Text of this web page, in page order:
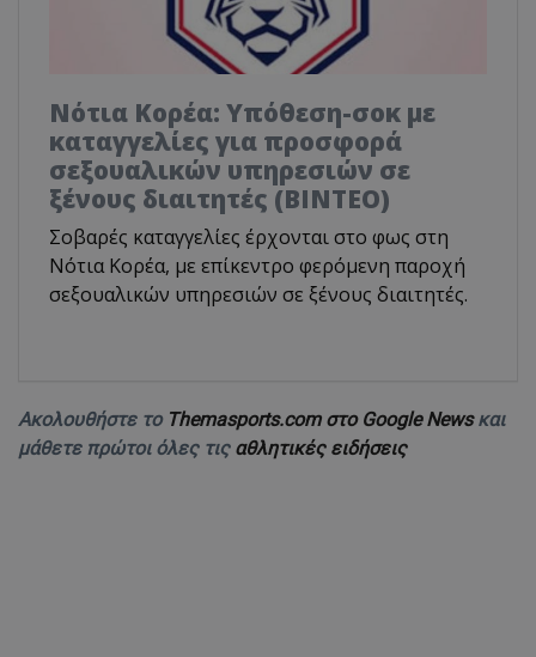
Νότια Κορέα: Υπόθεση-σοκ με
καταγγελίες για προσφορά
σεξουαλικών υπηρεσιών σε
ξένους διαιτητές (BINTEO)
Σοβαρές καταγγελίες έρχονται στο φως στη
Νότια Κορέα, με επίκεντρο φερόμενη παροχή
σεξουαλικών υπηρεσιών σε ξένους διαιτητές.
Ακολουθήστε το Themasports.com στο Google Newsκαι
μάθετε πρώτοι όλες τις αθλητικές ειδήσεις